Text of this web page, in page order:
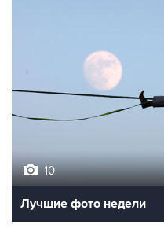
10
Лучшие фото недели